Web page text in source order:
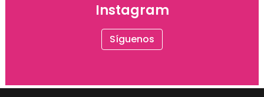
Instagram
Síguenos